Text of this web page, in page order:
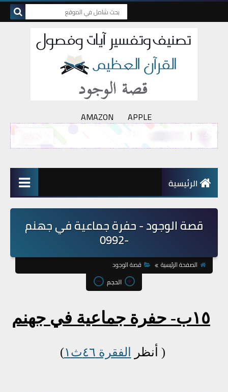
AMAZON APPLE
الرئيسية
قصة الوجود - حفرة جماعية في جهنم
-0992
الصفحة الرئيسية
قصة الوجود
الحجم
١٥ب - حفرة جماعية في جهنم
( أنظر الفقرة ٤٦ث١ )